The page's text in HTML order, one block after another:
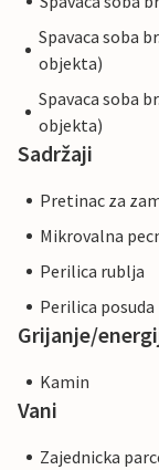
Spavaca soba
objekta)
Spavaca soba
objekta)
Sadržaji
Pretinac za
Mikrovalna
Perilica rublja
Perilica posuda
Grijanje/
Kamin
Vani
Zajednicka